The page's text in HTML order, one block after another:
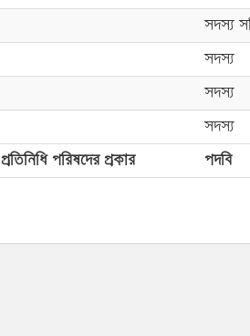
সদস্য
সদস্য
সদস্য
সদস্য
প্রতিনিধি পরিষদের প্রকার পদবি